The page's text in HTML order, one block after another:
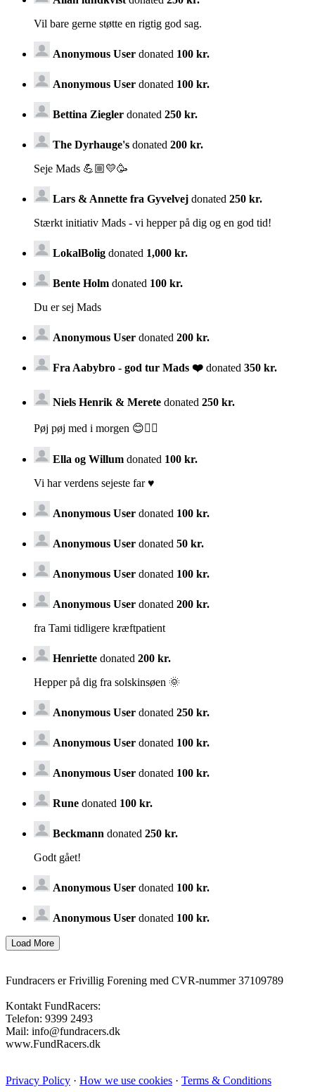
Vil bare gerne støtte en rigtig god sag.
Anonymous User donated 100 kr.
Anonymous User donated 100 kr.
Bettina Ziegler donated 250 kr.
The Dyrhauge's donated 200 kr.
Seje Mads 💪🏼💛🥳
Lars & Annette fra Gyvelvej donated 250 kr.
Stærkt initiativ Mads - vi hepper på dig og en god tid!
LokalBolig donated 1,000 kr.
Bente Holm donated 100 kr.
Du er sej Mads
Anonymous User donated 200 kr.
Fra Aabybro - god tur Mads ❤️ donated 350 kr.
Niels Henrik & Merete donated 250 kr.
Pøj pøj med i morgen 😊👍🏻
Ella og Willum donated 100 kr.
Vi har verdens sejeste far ♥️
Anonymous User donated 100 kr.
Anonymous User donated 50 kr.
Anonymous User donated 100 kr.
Anonymous User donated 200 kr.
fra Tami tidligere kræftpatient
Henriette donated 200 kr.
Hepper på dig fra solskinsøen 🌞
Anonymous User donated 250 kr.
Anonymous User donated 100 kr.
Anonymous User donated 100 kr.
Rune donated 100 kr.
Beckmann donated 250 kr.
Godt gået!
Anonymous User donated 100 kr.
Anonymous User donated 100 kr.
Fundracers er Frivillig Forening med CVR-nummer 37109789
Kontakt FundRacers:
Telefon: 9399 2493
Mail: info@fundracers.dk
www.FundRacers.dk
Privacy Policy · How we use cookies · Terms & Conditions